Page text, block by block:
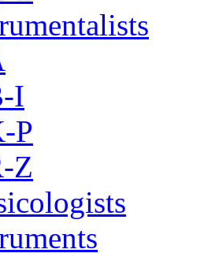
I
P
Z